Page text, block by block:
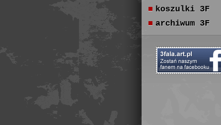
koszulki 3F
archiwum 3F